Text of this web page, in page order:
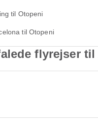
til Otopeni
til Otopeni
flyrejser